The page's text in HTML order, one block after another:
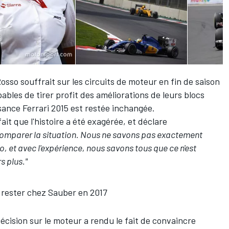
souffrait sur les circuits de moteur en fin de saison
de tirer profit des améliorations de leurs blocs
Ferrari 2015 est restée inchangée.
que l'histoire a été exagérée, et déclare
la situation. Nous ne savons pas exactement
et avec l'expérience, nous savons tous que ce n'est
plus."
chez Sauber en 2017
sur le moteur a rendu le fait de convaincre